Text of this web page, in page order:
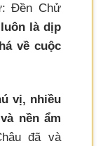
Đền Chử
là dịp
về cuộc
vị, nhiều
nền ẩm
đã và